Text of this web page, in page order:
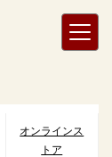
オンラインス
トア